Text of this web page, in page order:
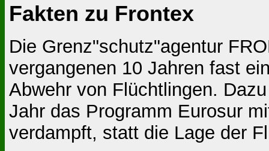
Fakten zu Frontex
Die Grenz"schutz"agentur
vergangenen 10 Jahren fast
Abwehr von Flüchtlingen.
Jahr das Programm Eurosur
verdampft, statt die Lage der